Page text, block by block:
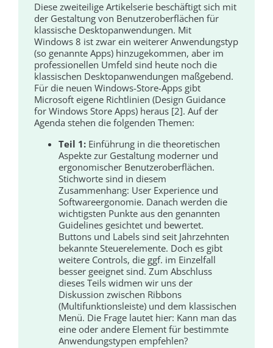
Diese zweiteilige Artikelserie beschäftigt sich mit
der Gestaltung von Benutzeroberflächen für
klassische Desktopanwendungen. Mit
Windows 8 ist zwar ein weiterer Anwendungstyp
(so genannte Apps) hinzugekommen, aber im
professionellen Umfeld sind heute noch die
klassischen Desktopanwendungen maßgebend.
Für die neuen Windows-Store-Apps gibt
Microsoft eigene Richtlinien (Design Guidance
for Windows Store Apps) heraus [2]. Auf der
Agenda stehen die folgenden Themen:
Teil 1: Einführung in die theoretischen
Aspekte zur Gestaltung moderner und
ergonomischer Benutzeroberflächen.
Stichworte sind in diesem
Zusammenhang: User Experience und
Softwareergonomie. Danach werden die
wichtigsten Punkte aus den genannten
Guidelines gesichtet und bewertet.
Buttons und Labels sind seit Jahrzehnten
bekannte Steuerelemente. Doch es gibt
weitere Controls, die ggf. im Einzelfall
besser geeignet sind. Zum Abschluss
dieses Teils widmen wir uns der
Diskussion zwischen Ribbons
(Multifunktionsleiste) und dem klassischen
Menü. Die Frage lautet hier: Kann man das
eine oder andere Element für bestimmte
Anwendungstypen empfehlen?